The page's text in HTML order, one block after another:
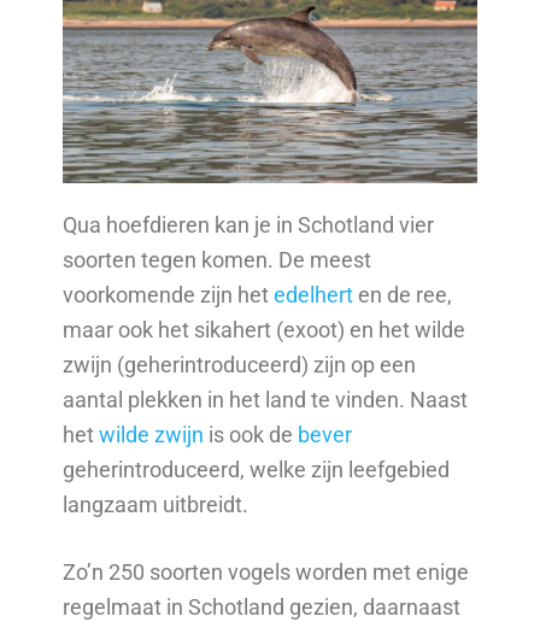
Qua hoefdieren kan je in Schotland vier
soorten tegen komen. De meest
voorkomende zijn hetedelhert en de ree,
maar ook het sikahert (exoot) en het wilde
zwijn (geherintroduceerd) zijn op een
aantal plekken in het land te vinden. Naast
hetwilde zwijn is ook de bever
geherintroduceerd, welke zijn leefgebied
langzaam uitbreidt.
Zo’n 250 soorten vogels worden met enige
regelmaat in Schotland gezien, daarnaast